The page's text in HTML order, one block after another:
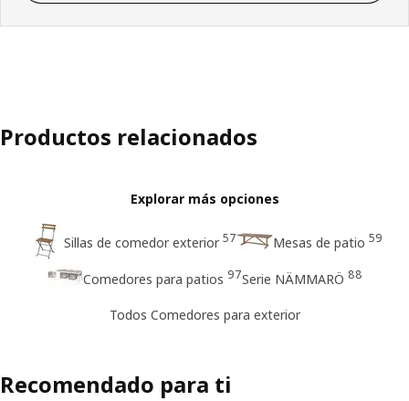
Productos relacionados
Explorar más opciones
Sillas de comedor exterior 57 Mesas de patio 59
Comedores para patios 97Serie NÄMMARÖ 88
Todos Comedores para exterior
Recomendado para ti